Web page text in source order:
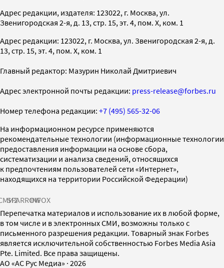
Адрес редакции, издателя: 123022, г. Москва, ул.
Звенигородская 2-я, д. 13, стр. 15, эт. 4, пом. X, ком. 1
Адрес редакции: 123022, г. Москва, ул. Звенигородская 2-я, д.
13, стр. 15, эт. 4, пом. X, ком. 1
Главный редактор: Мазурин Николай Дмитриевич
Адрес электронной почты редакции: press-release@forbes.ru
Номер телефона редакции: +7 (495) 565-32-06
На информационном ресурсе применяются
рекомендательные технологии (информационные технологии
предоставления информации на основе сбора,
систематизации и анализа сведений, относящихся
к предпочтениям пользователей сети «Интернет»,
находящихся на территории Российской Федерации)
SPARROWINFOX
Перепечатка материалов и использование их в любой форме,
в том числе и в электронных СМИ, возможны только с
письменного разрешения редакции. Товарный знак Forbes
является исключительной собственностью Forbes Media Asia
Pte. Limited. Все права защищены.
AO «АС Рус Медиа» · 2026